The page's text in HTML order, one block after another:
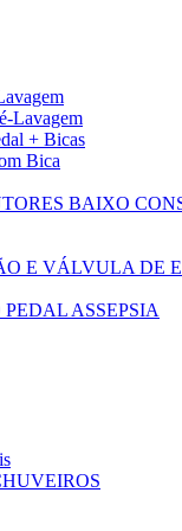
Lavagem
+ Bicas
Bica
BAIXO
E VÁLVULA DE
ASSEPSIA